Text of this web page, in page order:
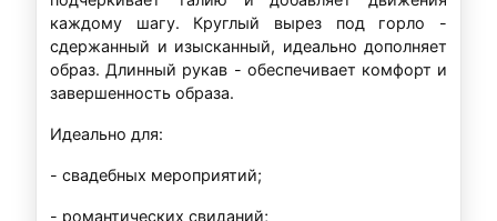
каждому шагу. Круглый вырез под горло -
сдержанный и изысканный, идеально дополняет
образ. Длинный рукав - обеспечивает комфорт и
завершенность образа.
Идеально для:
- свадебных мероприятий;
- романтических свиданий;